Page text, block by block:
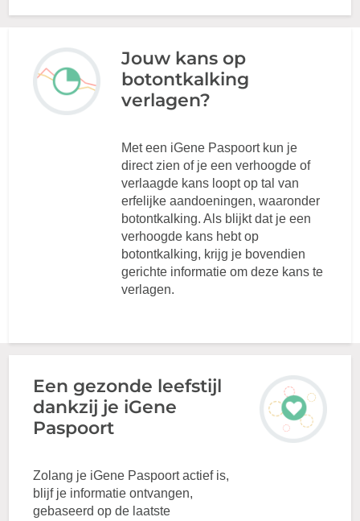
Jouw kans op
botontkalking
verlagen?
Met een iGene Paspoort kun je
direct zien of je een verhoogde of
verlaagde kans loopt op tal van
erfelijke aandoeningen, waaronder
botontkalking. Als blijkt dat je een
verhoogde kans hebt op
botontkalking, krijg je bovendien
gerichte informatie om deze kans te
verlagen.
Een gezonde leefstijl
dankzij je iGene
Paspoort
Zolang je iGene Paspoort actief is,
blijf je informatie ontvangen,
gebaseerd op de laatste